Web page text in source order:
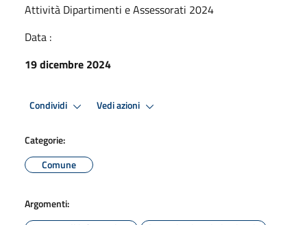
Attività Dipartimenti e Assessorati 2024
Data :
19 dicembre 2024
Condividi Vedi azioni
Categorie:
Comune
Argomenti: